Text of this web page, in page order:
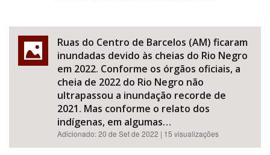
Ruas do Centro de Barcelos (AM) ficaram
inundadas devido às cheias do Rio Negro
em 2022. Conforme os órgãos oficiais, a
cheia de 2022 do Rio Negro não
ultrapassou a inundação recorde de
2021. Mas conforme o relato dos
indígenas, em algumas…
Adicionado:20 de Set de 2022 | 15 visualizações